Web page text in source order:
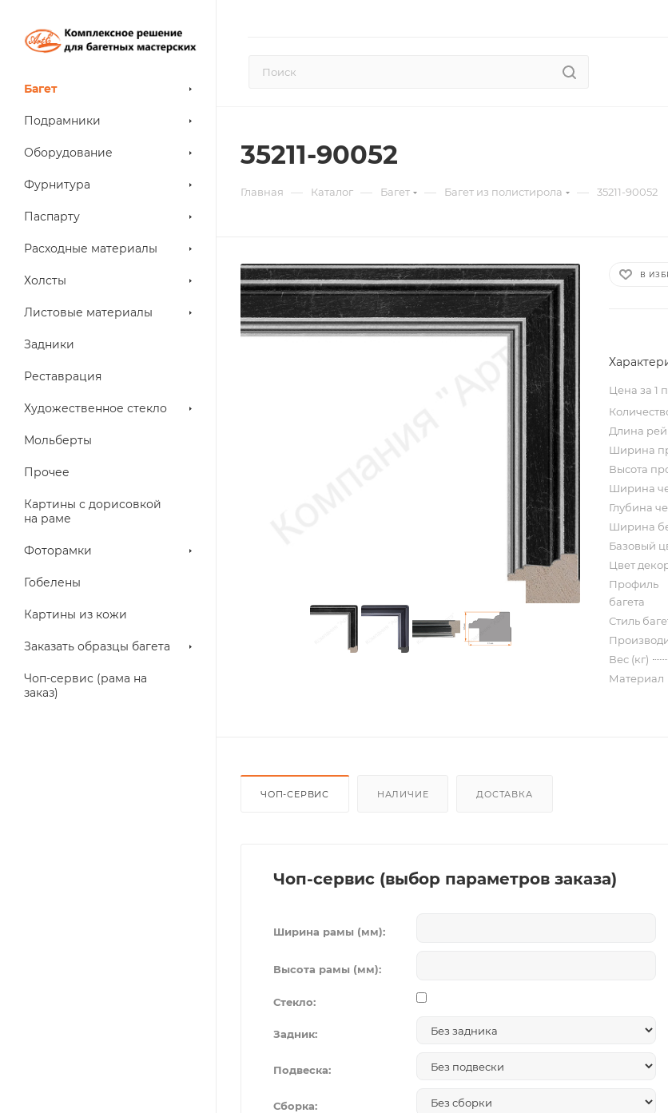
Багет
Подрамники
Оборудование
Фурнитура
Паспарту
Расходные материалы
Холсты
Листовые материалы
Задники
Реставрация
Художественное стекло
Мольберты
Прочее
Картины с дорисовкой
на раме
Фоторамки
Гобелены
Картины из кожи
Заказать образцы багета
Чоп-сервис (рама на
заказ)
35211-90052
Главная — Каталог — Багет — Багет из полистирола — 35211-90052
В
Цена за 1
Длина
Ширина
Высота
Ширина
Глубина
Ширина
Базовый
Цвет
Профиль
багета
Стиль
Вес (кг)
Материал
ЧОП-СЕРВИС НАЛИЧИЕ ДОСТАВКА
Чоп-сервис (выбор параметров заказа)
Ширина рамы (мм):
Высота рамы (мм):
Стекло:
Задник:
Подвеска:
Сборка: